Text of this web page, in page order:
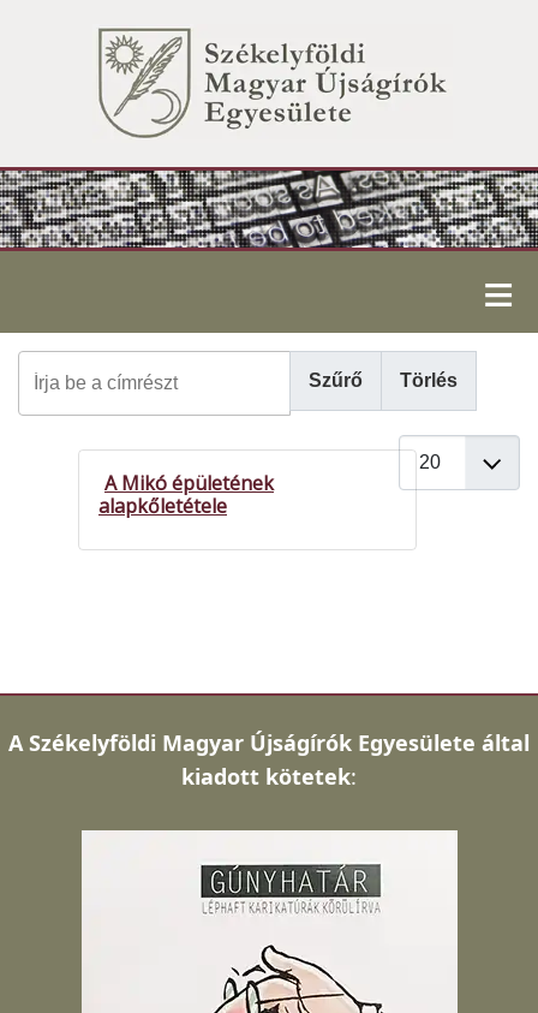
≡
Szűrő Törlés
Tételek #
A Mikó épületének
alapkőletétele
A Székelyföldi Magyar Újságírók Egyesülete által
kiadott kötetek: